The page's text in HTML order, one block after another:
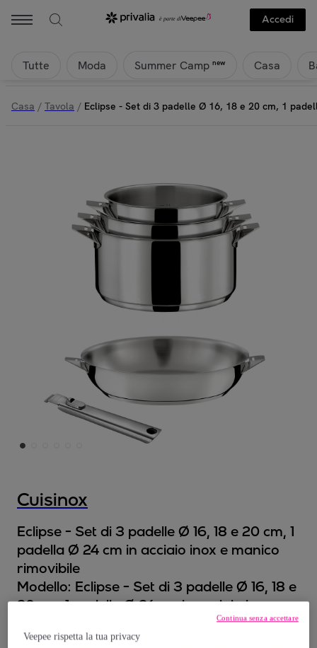
Accedi
Tutte Moda Summer Camp new Casa
Casa / Tavola / Eclipse - Set di 3 padelle Ø 16, 18 e 20 cm, 1
Cuisinox
Eclipse - Set di 3 padelle Ø 16, 18 e 20 cm, 1
padella Ø 24 cm in acciaio inox e manico
rimovibile
Modello: Eclipse - Set di 3 padelle Ø 16, 18 e
20 cm, 1 padella Ø 24 cm in acciaio inox e
Veepee rispetta la tua privacy
Continua senza accettare